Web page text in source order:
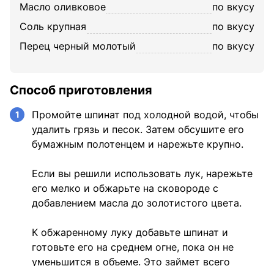
масло оливковое
по вкусу
соль крупная
по вкусу
перец черный молотый
по вкусу
Способ приготовления
1
Промойте шпинат под холодной водой, чтобы
удалить грязь и песок. Затем обсушите его
бумажным полотенцем и нарежьте крупно.
Если вы решили использовать лук, нарежьте
его мелко и обжарьте на сковороде с
добавлением масла до золотистого цвета.
К обжаренному луку добавьте шпинат и
готовьте его на среднем огне, пока он не
уменьшится в объеме. Это займет всего